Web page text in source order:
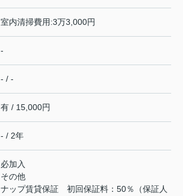
室内清掃費用:3万3,000円
-
- / -
有 / 15,000円
- / 2年
必加入
その他
ナップ賃貸保証 初回保証料：50％（保証人